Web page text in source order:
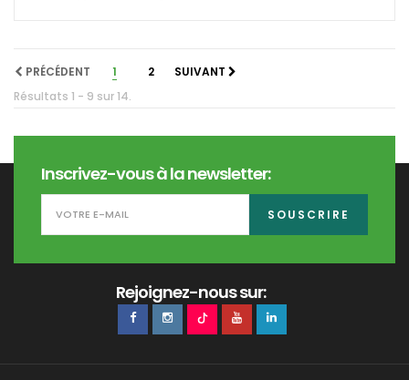
PRÉCÉDENT 1 2
SUIVANT
Résultats 1 - 9 sur 14.
Inscrivez-vous à la newsletter:
SOUSCRIRE
Rejoignez-nous sur: